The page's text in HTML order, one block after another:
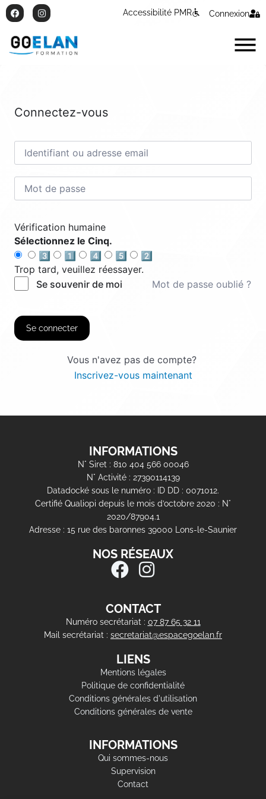
Accessibilité PMR Connexion
Connectez-vous
Vérification humaine
Sélectionnez le Cinq.
3️⃣
1️⃣ 4️⃣ 5️⃣
2️⃣
Trop tard, veuillez réessayer.
Se souvenir de moi
Mot de passe oublié ?
Se connecter
Vous n'avez pas de compte?
Inscrivez-vous maintenant
INFORMATIONS
N° Siret : 810 404 566 00046
N° Activité : 27390114139
Datadocké sous le numéro : ID DD : 0071012.
Certifié Qualiopi depuis le mois d’octobre 2020 : N°
2020/87904.1
Adresse : 15 rue des baronnes 39000 Lons-le-Saunier
NOS RÉSEAUX
CONTACT
Numéro secrétariat : 07 87 65 32 11
Mail secrétariat : secretariat@espacegoelan.fr
LIENS
Mentions légales
Politique de confidentialité
Conditions générales d'utilisation
Conditions générales de vente
INFORMATIONS
Qui sommes-nous
Supervision
Contact